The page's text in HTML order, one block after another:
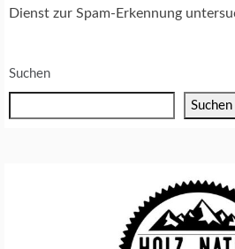
Dienst zur Spam-Erkennung
Suchen
Suchen